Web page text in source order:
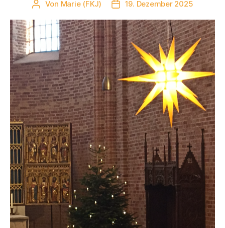
Beitragsautor
Von Marie (FKJ) Veröffentlichungsdatum
19. Dezember 2025